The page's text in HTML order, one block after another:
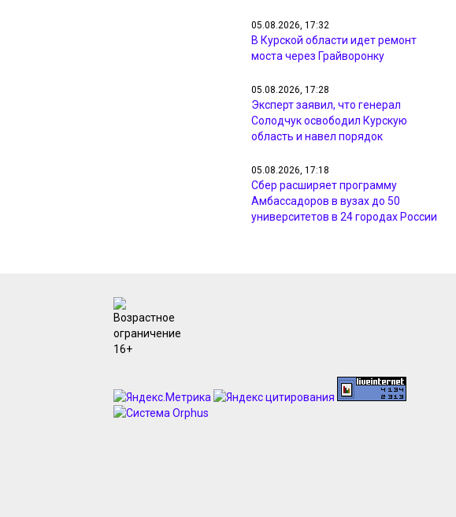
05.08.2026, 17:32
В Курской области идет ремонт
моста через Грайворонку
05.08.2026, 17:28
Эксперт заявил, что генерал
Солодчук освободил Курскую
область и навел порядок
05.08.2026, 17:18
Сбер расширяет программу
Амбассадоров в вузах до 50
университетов в 24 городах России
В Курской области главу